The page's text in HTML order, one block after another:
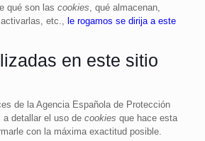
qué son las cookies , qué almacenan,
etc., le rogamos se dirija a este
en este sitio
de la Agencia Española de Protección
a detallar el uso de cookies que hace esta
con la máxima exactitud posible.